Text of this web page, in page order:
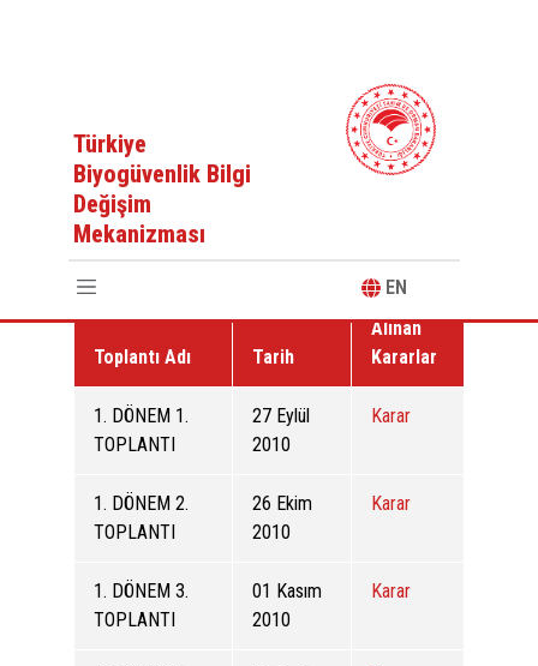
Türkiye
Biyogüvenlik Bilgi
Değişim
Mekanizması
EN
Biyogüvenlik Kurulu Toplantı Kararları
Toplantı Adı Tarih
Alınan
Kararlar
1. DÖNEM 1.
TOPLANTI
27 Eylül
2010
Karar
1. DÖNEM 2.
TOPLANTI
26 Ekim
2010
Karar
1. DÖNEM 3.
TOPLANTI
01 Kasım
2010
Karar